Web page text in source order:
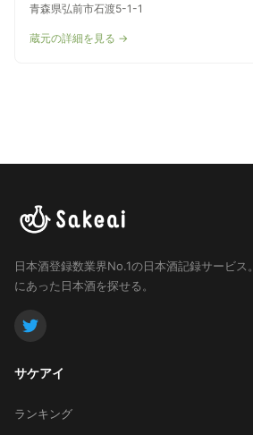
青森県弘前市石渡5-1-1
蔵元の詳細を見る →
日本酒登録数業界No.1の日本酒記録サービス。
にあった日本酒を探せる。
サケアイ
ランキング